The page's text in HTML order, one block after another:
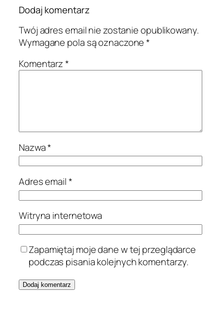
Dodaj komentarz
Twój adres email nie zostanie opublikowany.
Wymagane pola są oznaczone*
Komentarz*
Nazwa*
Adres email*
Witryna internetowa
Zapamiętaj moje dane w tej przeglądarce
podczas pisania kolejnych komentarzy.